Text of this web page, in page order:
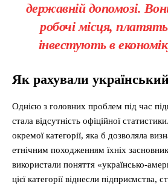
державній допомозі.
робочі місця,
інвестують в
Як рахували український
Однією з головних проблем під час
стала відсутність офіційної
окремої категорії, яка б дозволяла
етнічним походженням їхніх
використали поняття «українсько-
цієї категорії віднесли підприємства,